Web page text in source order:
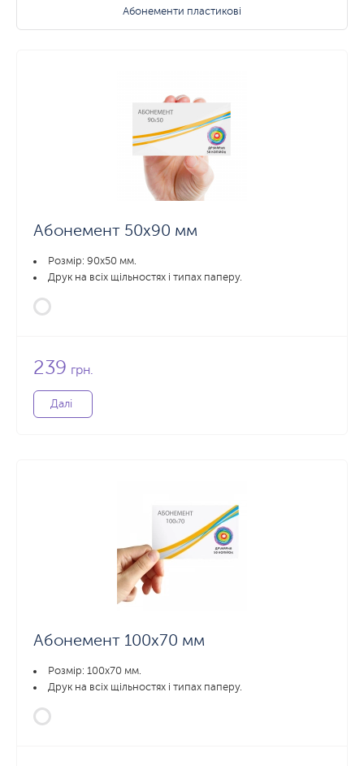
Абонементи пластикові
Абонемент 50х90 мм
Розмір: 90x50 мм.
Друк на всіх щільностях і типах паперу.
239 грн.
Далі
Абонемент 100х70 мм
Розмір: 100x70 мм.
Друк на всіх щільностях і типах паперу.